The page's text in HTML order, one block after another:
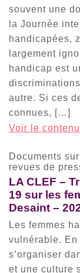
souvent une
la Journée
handicapées,
largement
handicap est
autre. Si ces
connues, […]
Voir le contenu
Documents
revues de
LA CLEF –
19 sur les
Desaint –
Les femmes
vulnérable.
s’organiser
et une culture